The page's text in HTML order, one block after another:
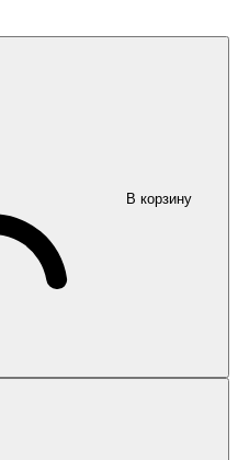
В корзину